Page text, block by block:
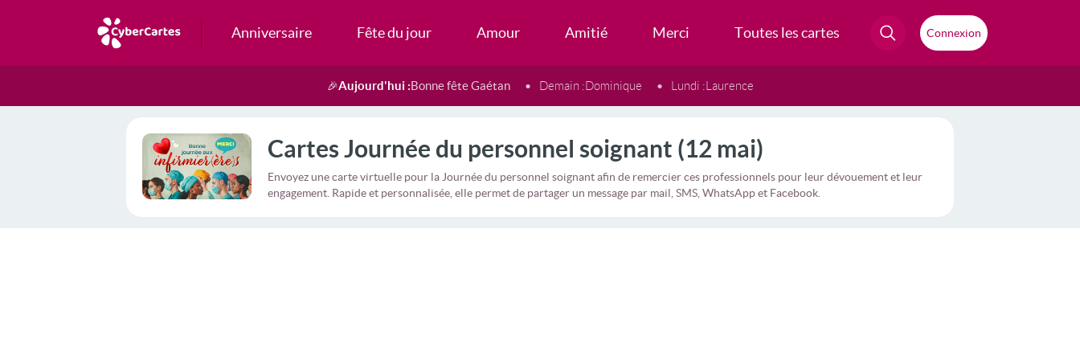
Anniversaire Fête du jour Amour Amitié Merci Toutes les cartes Connexion
🎉Aujourd'hui :Bonne fête Gaétan Demain :Dominique Lundi :Laurence
Cartes Journée du personnel soignant (12 mai)
Envoyez une carte virtuelle pour la Journée du personnel soignant afin de remercier ces professionnels pour leur dévouement et leur
engagement. Rapide et personnalisée, elle permet de partager un message par mail, SMS, WhatsApp et Facebook.